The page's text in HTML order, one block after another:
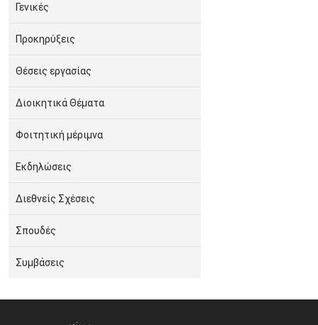
Γενικές
Προκηρύξεις
Θέσεις εργασίας
Διοικητικά Θέματα
Φοιτητική μέριμνα
Εκδηλώσεις
Διεθνείς Σχέσεις
Σπουδές
Συμβάσεις